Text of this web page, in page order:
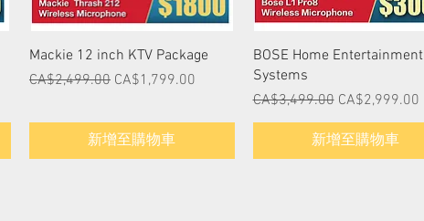
快速瀏覽
Mackie 12 inch KTV Package
一般價格
CA$2,499.00 促銷價格
CA$1,799.00
新增至購物車
快速瀏覽
BOSE Home Entertainment
Systems
一般價格
CA$3,499.00 促銷價格
CA$2,999.00
新增至購物車